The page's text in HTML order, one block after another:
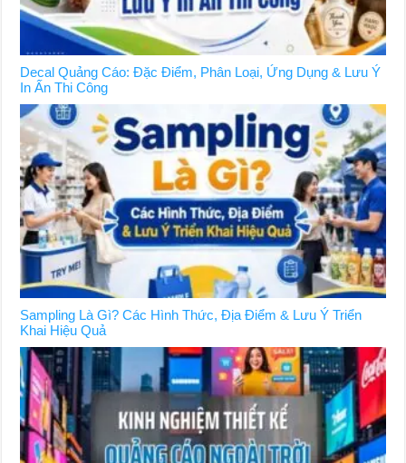
Decal Quảng Cáo: Đặc Điểm, Phân Loại, Ứng Dụng & Lưu Ý
In Ấn Thi Công
Sampling Là Gì? Các Hình Thức, Địa Điểm & Lưu Ý Triển
Khai Hiệu Quả